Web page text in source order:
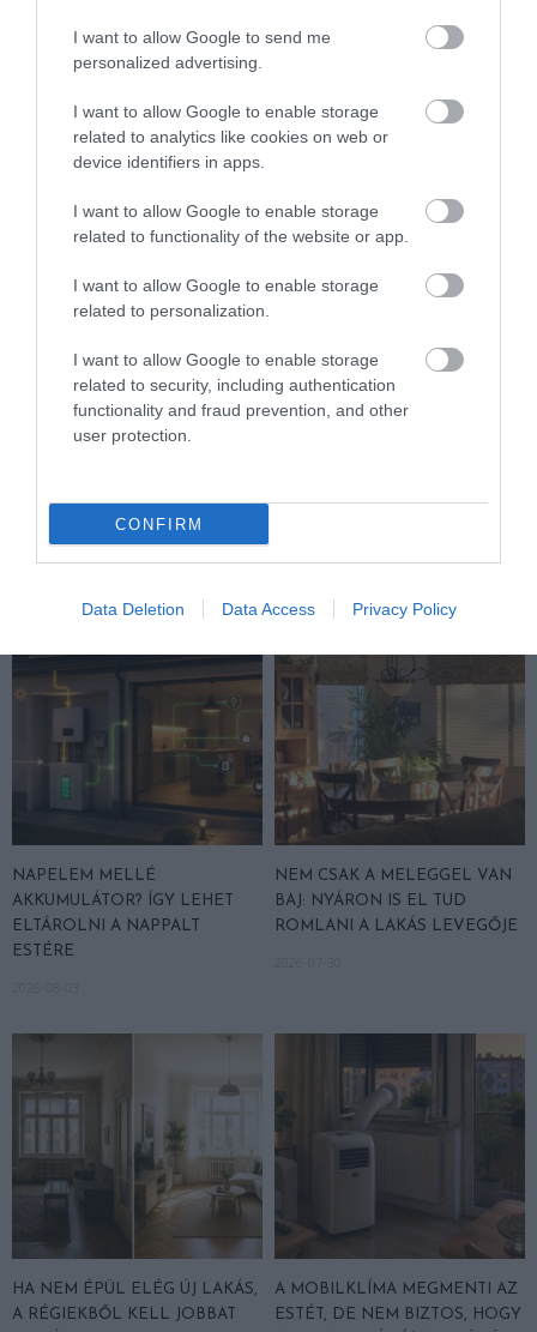
I want to allow Google to send me
personalized advertising.
I want to allow Google to enable storage
related to analytics like cookies on web or
device identifiers in apps.
I want to allow Google to enable storage
related to functionality of the website or app.
I want to allow Google to enable storage
related to personalization.
I want to allow Google to enable storage
related to security, including authentication
functionality and fraud prevention, and other
user protection.
CONFIRM
Data Deletion Data Access Privacy Policy
DIY FELÚJÍTÁS
KAPCSOLÓDÓ OLVASMÁNY
NAPELEM MELLÉ
AKKUMULÁTOR? ÍGY LEHET
ELTÁROLNI A NAPPALT
ESTÉRE
NEM CSAK A MELEGGEL VAN
BAJ: NYÁRON IS EL TUD
ROMLANI A LAKÁS LEVEGŐJE
HA NEM ÉPÜL ELÉG ÚJ LAKÁS,
A RÉGIEKBŐL KELL JOBBAT
A MOBILKLÍMA MEGMENTI AZ
ESTÉT, DE NEM BIZTOS, HOGY